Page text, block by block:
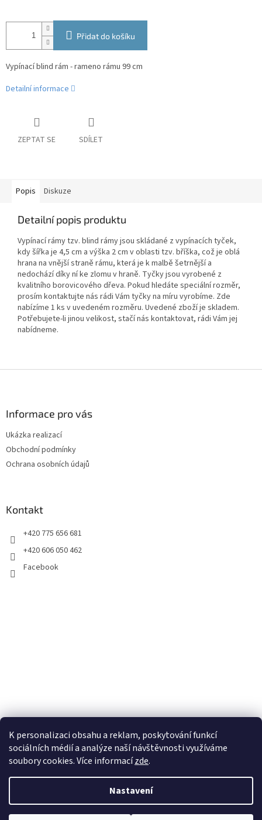
K personalizaci obsahu a reklam, poskytování funkcí
sociálních médií a analýze naší návštěvnosti využíváme
soubory cookies. Více informacízde.
Nastavení
Přidat do košíku
Vypínací blind rám - rameno rámu 99 cm
Detailní informace
ZEPTAT SE SDÍLET
Popis Diskuze
Detailní popis produktu
Vypínací rámy tzv. blind rámy jsou skládané z vypínacích tyček,
kdy šířka je 4,5 cm a výška 2 cm v oblasti tzv. bříška, což je oblá
hrana na vnější straně rámu, která je k malbě šetrnější a
nedochází díky ní ke zlomu v hraně. Tyčky jsou vyrobené z
kvalitního borovicového dřeva. Pokud hledáte speciální rozměr,
prosím kontaktujte nás rádi Vám tyčky na míru vyrobíme. Zde
nabízíme 1 ks v uvedeném rozměru. Uvedené zboží je skladem.
Potřebujete-li jinou velikost, stačí nás kontaktovat, rádi Vám jej
nabídneme.
Informace pro vás
Ukázka realizací
Obchodní podmínky
Ochrana osobních údajů
Kontakt
+420 775 656 681
+420 606 050 462
Facebook